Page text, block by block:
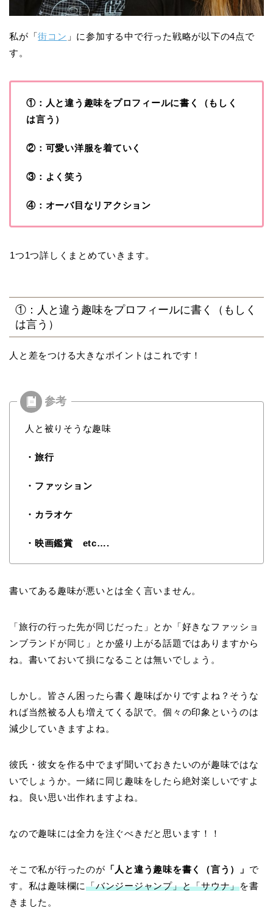
私が「街コン 」に参加する中で行った戦略が以下の4点で
す。
①：人と違う趣味をプロフィールに書く（もしく
は言う）
②：可愛い洋服を着ていく
③：よく笑う
④：オーバ目なリアクション
1つ1つ詳しくまとめていきます。
①：人と違う趣味をプロフィールに書く（もしく
は言う）
人と差をつける大きなポイントはこれです！
人と被りそうな趣味
・旅行
・ファッション
・カラオケ
・映画鑑賞 etc….
書いてある趣味が悪いとは全く言いません。
「旅行の行った先が同じだった」とか「好きなファッショ
ンブランドが同じ」とか盛り上がる話題ではありますから
ね。書いておいて損になることは無いでしょう。
しかし。皆さん困ったら書く趣味ばかりですよね？そうな
れば当然被る人も増えてくる訳で。個々の印象というのは
減少していきますよね。
彼氏・彼女を作る中でまず聞いておきたいのが趣味ではな
いでしょうか。一緒に同じ趣味をしたら絶対楽しいですよ
ね。良い思い出作れますよね。
なので趣味には全力を注ぐべきだと思います！！
そこで私が行ったのが 「人と違う趣味を書く（言う）」 で
す。私は趣味欄に「バンジージャンプ」と「サウナ」を書
きました。